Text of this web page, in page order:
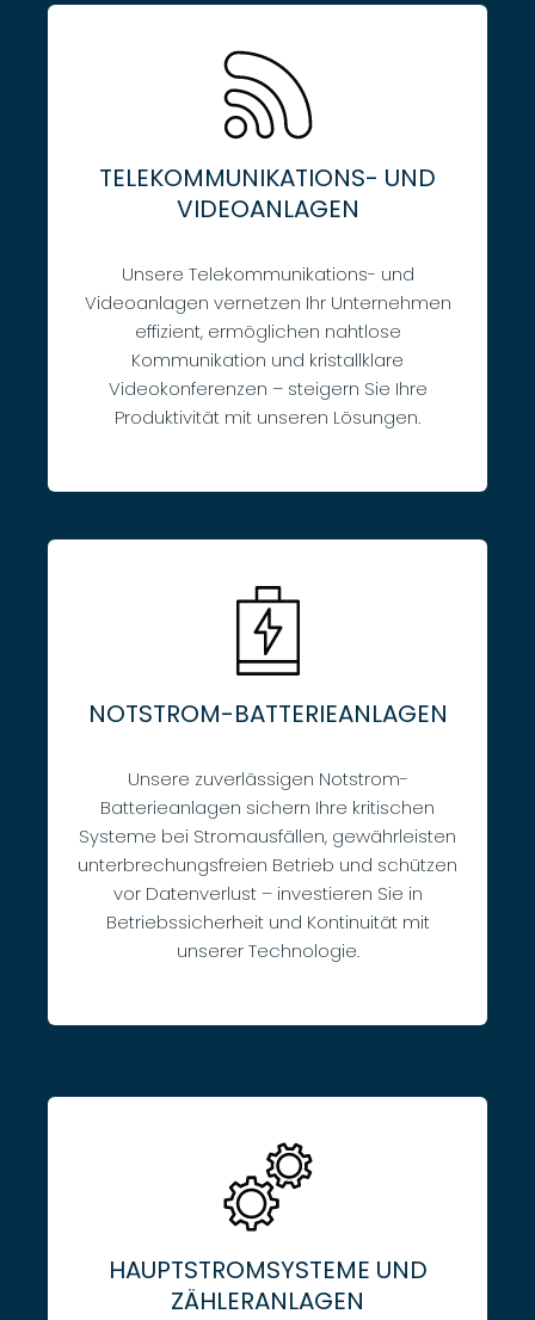
TELEKOMMUNIKATIONS- UND
VIDEOANLAGEN
Unsere Telekommunikations- und
Videoanlagen vernetzen Ihr Unternehmen
effizient, ermöglichen nahtlose
Kommunikation und kristallklare
Videokonferenzen – steigern Sie Ihre
Produktivität mit unseren Lösungen.
NOTSTROM-BATTERIEANLAGEN
Unsere zuverlässigen Notstrom-
Batterieanlagen sichern Ihre kritischen
Systeme bei Stromausfällen, gewährleisten
unterbrechungsfreien Betrieb und schützen
vor Datenverlust – investieren Sie in
Betriebssicherheit und Kontinuität mit
unserer Technologie.
HAUPTSTROMSYSTEME UND
ZÄHLERANLAGEN